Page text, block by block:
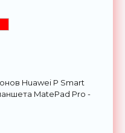
Huawei P Smart
MatePad Prо -